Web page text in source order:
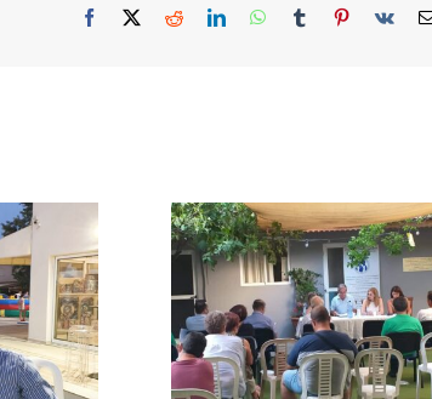
Facebook RedditLinkedInWhatsApp
Tumblr Pinterest
Vk